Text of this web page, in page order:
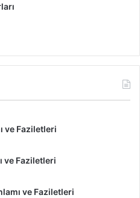
ve Faziletleri
ve Faziletleri
ve Faziletleri